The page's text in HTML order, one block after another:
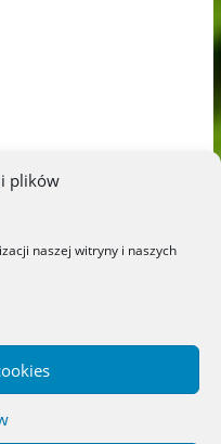
plików
naszej witryny i naszych
dla dzieci i młodzieży –